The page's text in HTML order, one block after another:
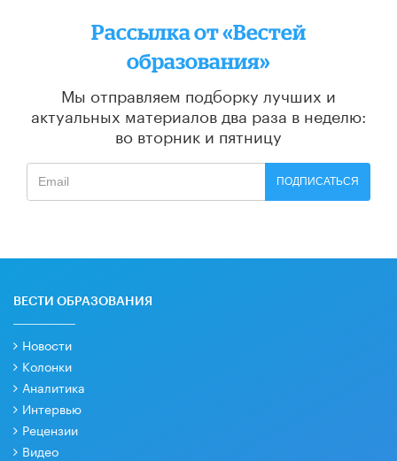
Рассылка от «Вестей
образования»
Мы отправляем подборку лучших и
актуальных материалов два раза в неделю:
во вторник и пятницу
ПОДПИСАТЬСЯ
ВЕСТИ ОБРАЗОВАНИЯ
Новости
Колонки
Аналитика
Интервью
Рецензии
Видео